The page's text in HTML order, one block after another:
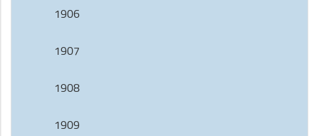
1906
1907
1908
1909